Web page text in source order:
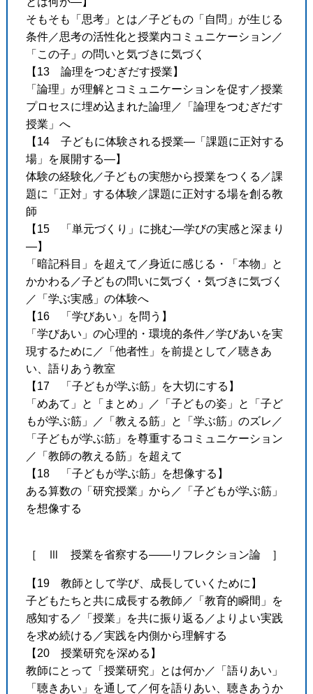
そもそも「思考」とは／子どもの「自問」が生じる
条件／思考の活性化と授業内コミュニケーション／
「この子」の問いと気づきに気づく
【13 論理をつむぎだす授業】
「論理」が理解とコミュニケーションを促す／授業
プロセスに埋め込まれた論理／「論理をつむぎだす
授業」へ
【14 子どもに体験される授業―「課題に正対する
場」を展開する―】
体験の経験化／子どもの実態から授業をつくる／課
題に「正対」する体験／課題に正対する場を創る教
師
【15 「単元づくり」に挑む―学びの実感と深まり
―】
「暗記科目」を超えて／身近に感じる・「本物」と
かかわる／子どもの問いに気づく・気づきに気づく
／「学ぶ実感」の体験へ
【16 「学びあい」を問う】
「学びあい」の心理的・環境的条件／学びあいを実
現するために／「他者性」を前提として／聴きあ
い、語りあう教室
【17 「子どもが学ぶ筋」を大切にする】
「めあて」と「まとめ」／「子どもの姿」と「子ど
もが学ぶ筋」／「教える筋」と「学ぶ筋」のズレ／
「子どもが学ぶ筋」を尊重するコミュニケーション
／「教師の教える筋」を超えて
【18 「子どもが学ぶ筋」を想像する】
ある算数の「研究授業」から／「子どもが学ぶ筋」
を想像する
［ Ⅲ 授業を省察する――リフレクション論 ］
【19 教師として学び、成長していくために】
子どもたちと共に成長する教師／「教育的瞬間」を
感知する／「授業」を共に振り返る／よりよい実践
を求め続ける／実践を内側から理解する
【20 授業研究を深める】
教師にとって「授業研究」とは何か／「語りあい」
「聴きあい」を通して／何を語りあい、聴きあうか